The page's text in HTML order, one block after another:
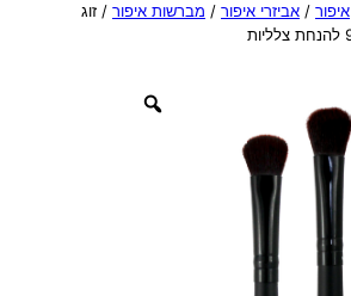
איפור / אביזרי איפור / מברשות איפור / זוג